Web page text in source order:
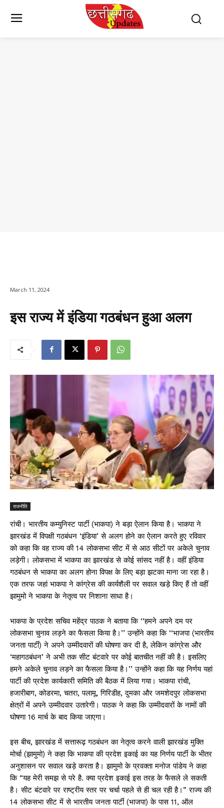
March 11, 2024
इस राज्य में इंडिया गठबंधन हुआ अलग
राजनीति
रांची। भारतीय कम्युनिस्ट पार्टी (भाकपा) ने बड़ा ऐलान किया है। भाकपा ने
झारखंड में विपक्षी गठबंधन ‘इंडिया’ से अलग होने का ऐलान करते हुए रविवार
को कहा कि वह राज्य की 14 लोकसभा सीट में से आठ सीटों पर अकेले चुनाव
लड़ेगी। लोकसभा में भाकपा का झारखंड से कोई सांसद नहीं है। वहीं इंडिया
गठबंधन से भाकपा का अलग होना विपक्ष के लिए बड़ा झटका माना जा रहा है।
एक तरफ जहां भाकपा ने कांग्रेस की कार्यशैली पर सवाल खड़े किए हैं तो वहीं
झामुमो ने भाकपा के नेतृत्व पर निशाना साधा है।
भाकपा के प्रदेश सचिव महेंद्र पाठक ने बताया कि ‘‘हमने अपने दम पर
लोकसभा चुनाव लड़ने का फैसला किया है।’’ उन्होंने कहा कि ‘‘भाजपा (भारतीय
जनता पार्टी) ने अपने उम्मीदवारों की घोषणा कर दी है, लेकिन कांग्रेस और
‘महागठबंधन’ ने अभी तक सीट बंटवारे पर कोई बातचीत नहीं की है। इसलिए
हमने अकेले चुनाव लड़ने का फैसला किया है।’’ उन्होंने कहा कि यह निर्णय यहां
पार्टी की प्रदेश कार्यकारी समिति की बैठक में लिया गया। भाकपा रांची,
हजारीबाग, कोडरमा, चतरा, पलामू, गिरिडीह, दुमका और जमशेदपुर लोकसभा
क्षेत्रों में अपने उम्मीदवार उतारेगी। पाठक ने कहा कि उम्मीदवारों के नामों की
घोषणा 16 मार्च के बाद किया जाएगा।
इस बीच, झारखंड में सत्तारूढ़ गठबंधन का नेतृत्व करने वाली झारखंड मुक्ति
मोर्चा (झामुमो) ने कहा कि भाकपा की प्रदेश इकाई का यह निर्णय पार्टी के भीतर
अनुशासन पर सवाल खड़े करता है। झामुमो के प्रवक्ता मनोज पांडेय ने कहा
कि “यह मेरी समझ से परे है. क्या प्रदेश इकाई इस तरह के फैसले ले सकती
है। सीट बंटवारे पर राष्ट्रीय स्तर पर चर्चा पहले से ही चल रही है।” राज्य की
14 लोकसभा सीट में से भारतीय जनता पार्टी (भाजपा) के पास 11, ऑल